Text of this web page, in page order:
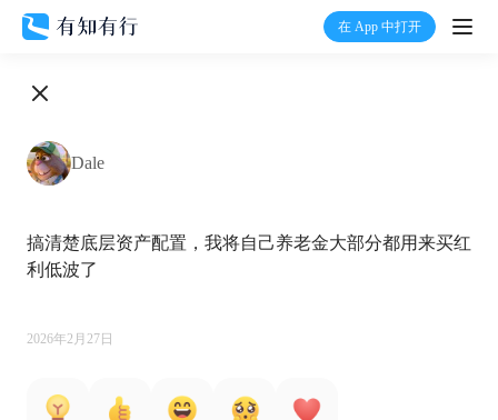
在 App 中打开
打
有行
Dale
搞清楚底层资产配置，我将自己养老金大部分都用来买红
利低波了
2026年2月27日